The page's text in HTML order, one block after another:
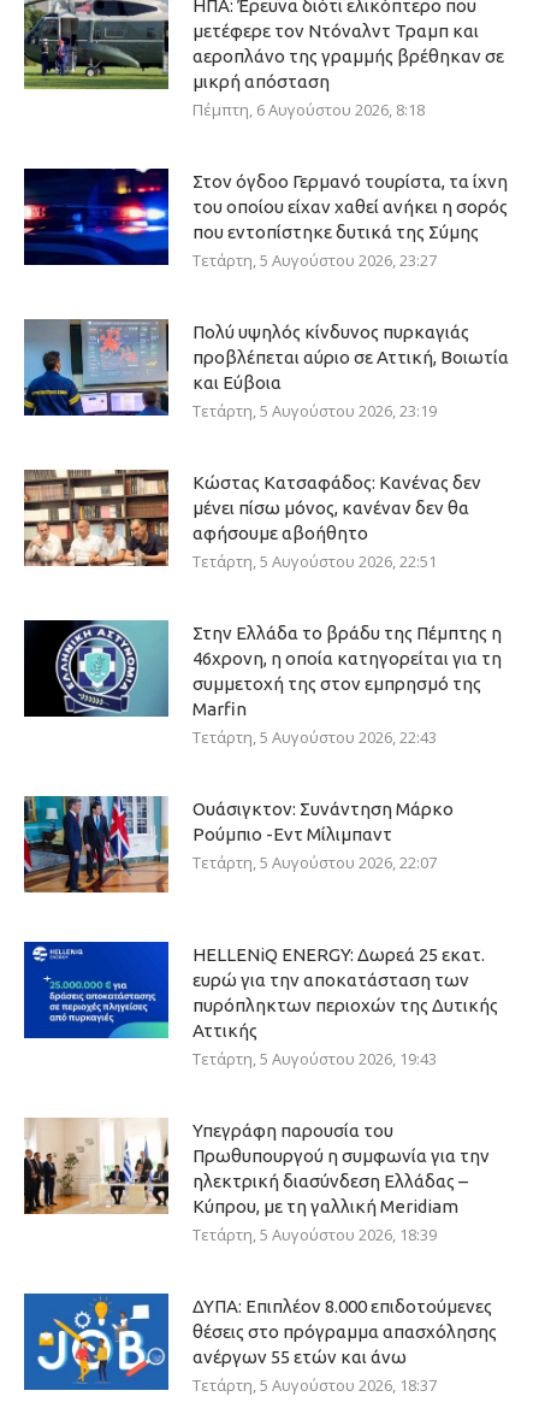
ΗΠΑ: Έρευνα διότι ελικόπτερο που
μετέφερε τον Ντόναλντ Τραμπ και
αεροπλάνο της γραμμής βρέθηκαν σε
μικρή απόσταση
Πέμπτη, 6 Αυγούστου 2026, 8:18
Στον όγδοο Γερμανό τουρίστα, τα ίχνη
του οποίου είχαν χαθεί ανήκει η σορός
που εντοπίστηκε δυτικά της Σύμης
Τετάρτη, 5 Αυγούστου 2026, 23:27
Πολύ υψηλός κίνδυνος πυρκαγιάς
προβλέπεται αύριο σε Αττική, Βοιωτία
και Εύβοια
Τετάρτη, 5 Αυγούστου 2026, 23:19
Κώστας Κατσαφάδος: Κανένας δεν
μένει πίσω μόνος, κανέναν δεν θα
αφήσουμε αβοήθητο
Τετάρτη, 5 Αυγούστου 2026, 22:51
Στην Ελλάδα το βράδυ της Πέμπτης η
46χρονη, η οποία κατηγορείται για τη
συμμετοχή της στον εμπρησμό της
Marfin
Τετάρτη, 5 Αυγούστου 2026, 22:43
Ουάσιγκτον: Συνάντηση Μάρκο
Ρούμπιο -Εντ Μίλιμπαντ
Τετάρτη, 5 Αυγούστου 2026, 22:07
HELLENiQ ENERGY: Δωρεά 25 εκατ.
ευρώ για την αποκατάσταση των
πυρόπληκτων περιοχών της Δυτικής
Αττικής
Τετάρτη, 5 Αυγούστου 2026, 19:43
Υπεγράφη παρουσία του
Πρωθυπουργού η συμφωνία για την
ηλεκτρική διασύνδεση Ελλάδας –
Κύπρου, με τη γαλλική Meridiam
Τετάρτη, 5 Αυγούστου 2026, 18:39
ΔΥΠΑ: Επιπλέον 8.000 επιδοτούμενες
θέσεις στο πρόγραμμα απασχόλησης
ανέργων 55 ετών και άνω
Τετάρτη, 5 Αυγούστου 2026, 18:37